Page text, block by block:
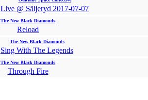
Live @ Säljeryd 2017-07-07
The New Black Diamonds
Reload
The New Black Diamonds
Sing With The Legends
The New Black Diamonds
Through Fire